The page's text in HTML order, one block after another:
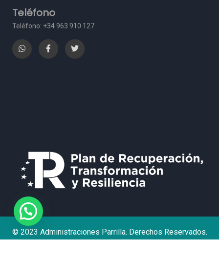
Teléfono
Teléfono: +34 963 910 127
© 2023 Administraciones Parrilla. Derechos Reservados.